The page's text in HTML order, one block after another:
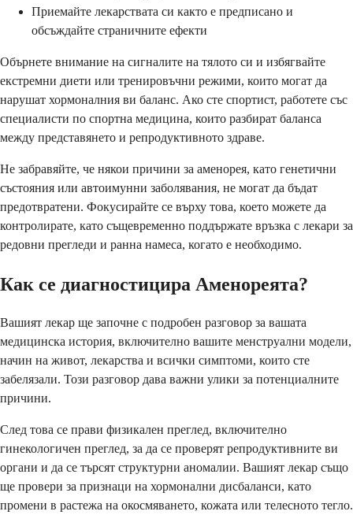
Приемайте лекарствата си както е предписано и
обсъждайте страничните ефекти
Обърнете внимание на сигналите на тялото си и избягвайте
екстремни диети или тренировъчни режими, които могат да
нарушат хормоналния ви баланс. Ако сте спортист, работете със
специалисти по спортна медицина, които разбират баланса
между представянето и репродуктивното здраве.
Не забравяйте, че някои причини за аменорея, като генетични
състояния или автоимунни заболявания, не могат да бъдат
предотвратени. Фокусирайте се върху това, което можете да
контролирате, като същевременно поддържате връзка с лекари за
редовни прегледи и ранна намеса, когато е необходимо.
Как се диагностицира Аменореята?
Вашият лекар ще започне с подробен разговор за вашата
медицинска история, включително вашите менструални модели,
начин на живот, лекарства и всички симптоми, които сте
забелязали. Този разговор дава важни улики за потенциалните
причини.
След това се прави физикален преглед, включително
гинекологичен преглед, за да се проверят репродуктивните ви
органи и да се търсят структурни аномалии. Вашият лекар също
ще провери за признаци на хормонални дисбаланси, като
промени в растежа на окосмяването, кожата или телесното тегло.